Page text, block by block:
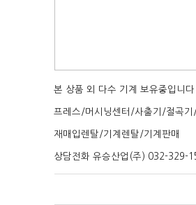
본 상품 외 다수 기계 보유중입니다
프레스/머시닝센터/사출기/절곡
재매입렌탈/기계렌탈/기계판매
상담전화 유승산업(주) 032-329-